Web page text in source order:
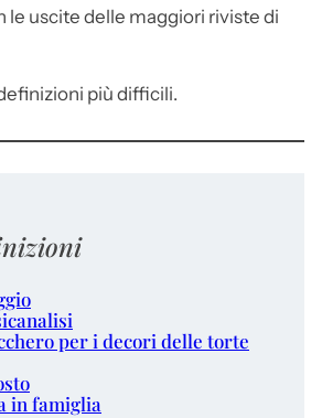
le uscite delle maggiori riviste di
più difficili.
per i decori delle torte
in famiglia